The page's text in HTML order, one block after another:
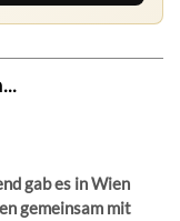
gab es in Wien
gemeinsam mit